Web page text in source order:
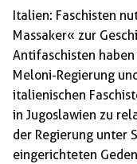
Italien: Faschisten
Massaker« zur
Antifaschisten
Meloni-Regierung
italienischen
in Jugoslawien zu
der Regierung unter
eingerichteten